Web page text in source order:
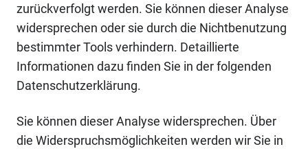
zurückverfolgt werden. Sie können dieser Analyse
widersprechen oder sie durch die Nichtbenutzung
bestimmter Tools verhindern. Detaillierte
Informationen dazu finden Sie in der folgenden
Datenschutzerklärung.
Sie können dieser Analyse widersprechen. Über
die Widerspruchsmöglichkeiten werden wir Sie in